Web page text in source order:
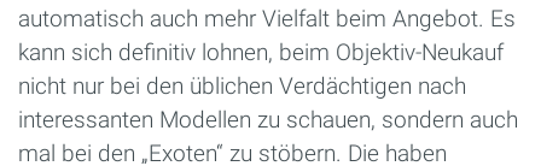
automatisch auch mehr Vielfalt beim Angebot. Es
kann sich definitiv lohnen, beim Objektiv-Neukauf
nicht nur bei den üblichen Verdächtigen nach
interessanten Modellen zu schauen, sondern auch
mal bei den „Exoten“ zu stöbern. Die haben